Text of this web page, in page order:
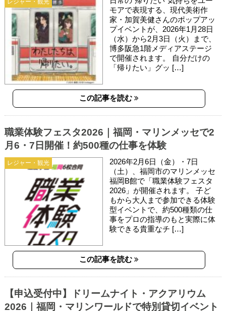
モアで表現する、現代美術作
家・加賀美健さんのポップアッ
プイベントが、2026年1月28日
（水）から2月3日（火）まで、
博多阪急1階メディアステージ
で開催されます。 自分だけの
「帰りたい」グッ […]
この記事を読む
レジャー・観光
職業体験フェスタ2026｜福岡・マリンメッセで2
月6・7日開催！約500種の仕事を体験
2026年2月6日（金）・7日
（土）、福岡市のマリンメッセ
福岡B館で「職業体験フェスタ
2026」が開催されます。 子ど
もから大人まで参加できる体験
型イベントで、約500種類の仕
事をプロの指導のもと実際に体
験できる貴重なチ […]
この記事を読む
【申込受付中】ドリームナイト・アクアリウム
2026｜福岡・マリンワールドで特別貸切イベント